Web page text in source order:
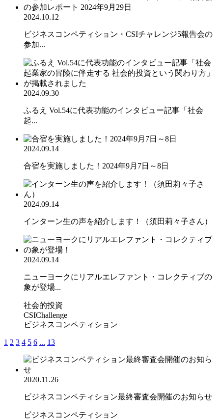
2024.10.12
ビジネスコンペティション・CSIチャレンジ5報告会の
参加...
2024.09.30
ふるえ Vol.54に代表功能のインタビュー記事「社会
起...
2024.09.14
合宿を実施しました！2024年9月7日～8日
2024.09.14
インターン生の声を紹介します！（須田莉々子さん）
2024.09.14
ニューヨークにリアルエレファント・コレクティブの
象が登場...
社会的投資
CSIChallenge
ビジネスコンペティション
1 2 3 4 5 6 ... 13
2020.11.26
ビジネスコンペティション最終審査会開催のお知らせ
ビジネスコンペティション